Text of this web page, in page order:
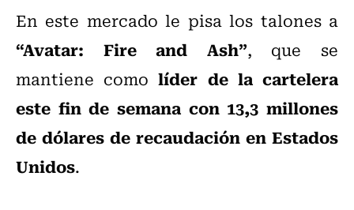
En este mercado le pisa los talones a
“Avatar: Fire and Ash”, que se
mantiene comolíder de la cartelera
este fin de semana con 13,3 millones
de dólares de recaudación en Estados
Unidos.